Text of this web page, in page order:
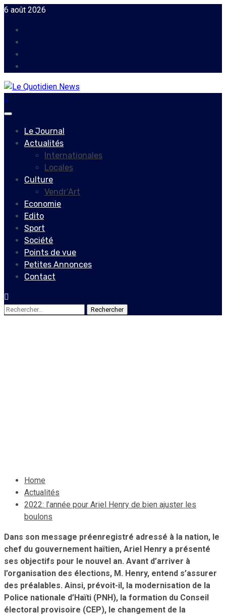
Skip
content
6 août 2026
Primary
Le Journal
Actualités
Internationales
Locales
Culture
Vendr’Art
Economie
Edito
Sport
Société
Points de vue
Petites Annonces
Contact
Rechercher :
Home
Actualités
2022: l’année pour Ariel Henry de bien ajuster les
boulons
Dans son message préenregistré adressé à la nation, le
chef du gouvernement haïtien, Ariel Henry a présenté
ses objectifs pour le nouvel an. Avant d’arriver à
l’organisation des élections, M. Henry, entend s’assurer
des préalables. Ainsi, prévoit-il, la modernisation de la
Police nationale d’Haïti (PNH), la formation du Conseil
électoral provisoire (CEP), le changement de la